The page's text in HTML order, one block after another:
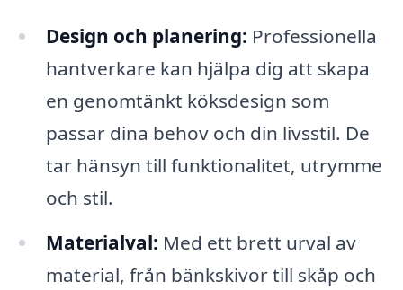
Design och planering: Professionella
hantverkare kan hjälpa dig att skapa
en genomtänkt köksdesign som
passar dina behov och din livsstil. De
tar hänsyn till funktionalitet, utrymme
och stil.
Materialval: Med ett brett urval av
material, från bänkskivor till skåp och